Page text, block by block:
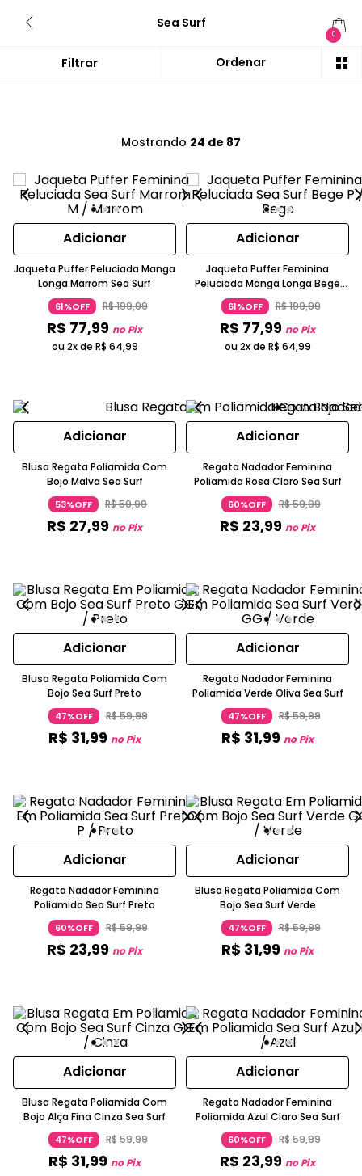
Sea Surf
0
Mostrando 24 de 87
Adicionar
Jaqueta Puffer Peluciada Manga
Longa Marrom Sea Surf
61%OFF R$199,99
R$ 77,99 no Pix
ou 2x de R$ 64,99
Adicionar
Jaqueta Puffer Feminina
Peluciada Manga Longa Bege
Sea Surf
61%OFF R$199,99
R$ 77,99 no Pix
ou 2x de R$ 64,99
Adicionar
Blusa Regata Poliamida Com
Bojo Malva Sea Surf
53%OFF R$59,99
R$ 27,99 no Pix
Adicionar
Regata Nadador Feminina
Poliamida Rosa Claro Sea Surf
60%OFF R$59,99
R$ 23,99 no Pix
Adicionar
Blusa Regata Poliamida Com
Bojo Sea Surf Preto
47%OFF R$59,99
R$ 31,99 no Pix
Adicionar
Regata Nadador Feminina
Poliamida Verde Oliva Sea Surf
47%OFF R$59,99
R$ 31,99 no Pix
Adicionar
Regata Nadador Feminina
Poliamida Sea Surf Preto
60%OFF R$59,99
R$ 23,99 no Pix
Adicionar
Blusa Regata Poliamida Com
Bojo Sea Surf Verde
47%OFF R$59,99
R$ 31,99 no Pix
Adicionar
Blusa Regata Poliamida Com
Bojo Alça Fina Cinza Sea Surf
47%OFF R$59,99
R$ 31,99 no Pix
Adicionar
Regata Nadador Feminina
Poliamida Azul Claro Sea Surf
60%OFF R$59,99
R$ 23,99 no Pix